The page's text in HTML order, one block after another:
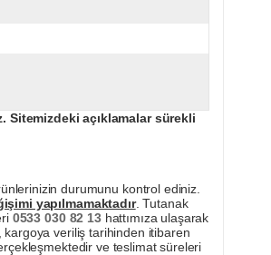
Sitemizdeki açıklamalar sürekli
durumunu kontrol ediniz.
yapılmamaktadır. Tutanak
0533 030 82 13hattımıza ulaşarak
kargoya veriliş tarihinden itibaren
ve teslimat süreleri